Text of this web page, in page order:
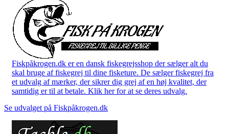
Fiskpåkrogen.dk er en dansk fiskegrejsshop der sælger alt du
skal bruge af fiskegrej til dine fisketure. De sælger fiskegrej fra
et udvalg af mærker, der sikrer dig grej af en høj kvalitet, der
samtidig er til at betale. Klik her for at se deres udvalg.
Se udvalget på Fiskpåkrogen.dk